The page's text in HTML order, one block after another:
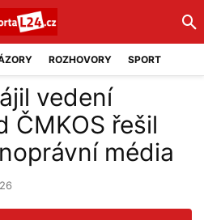
ROZHOVORY SPORT
vedení
ČMKOS řešil
média